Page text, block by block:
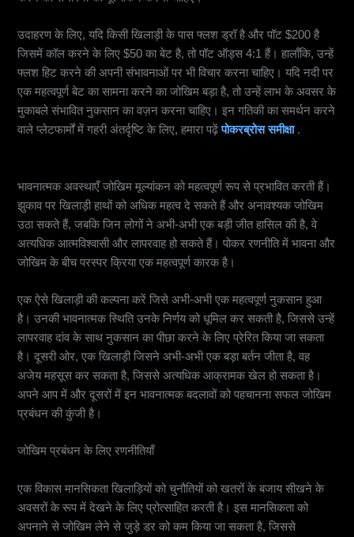
उदाहरण के लिए, यदि किसी खिलाड़ी के पास फ्लश ड्रॉ है और पॉट $200 है
जिसमें कॉल करने के लिए $50 का बेट है, तो पॉट ऑड्स 4:1 हैं। हालाँकि, उन्हें
फ्लश हिट करने की अपनी संभावनाओं पर भी विचार करना चाहिए। यदि नदी पर
एक महत्वपूर्ण बेट का सामना करने का जोखिम बड़ा है, तो उन्हें लाभ के अवसर के
मुकाबले संभावित नुकसान का वज़न करना चाहिए। इन गतिकी का समर्थन करने
वाले प्लेटफार्मों में गहरी अंतर्दृष्टि के लिए, हमारा पढ़ेंपोकरब्रोस समीक्षा.
भावनात्मक अवस्थाएँ जोखिम मूल्यांकन को महत्वपूर्ण रूप से प्रभावित करती हैं।
झुकाव पर खिलाड़ी हाथों को अधिक महत्व दे सकते हैं और अनावश्यक जोखिम
उठा सकते हैं, जबकि जिन लोगों ने अभी-अभी एक बड़ी जीत हासिल की है, वे
अत्यधिक आत्मविश्वासी और लापरवाह हो सकते हैं। पोकर रणनीति में भावना और
जोखिम के बीच परस्पर क्रिया एक महत्वपूर्ण कारक है।
एक ऐसे खिलाड़ी की कल्पना करें जिसे अभी-अभी एक महत्वपूर्ण नुकसान हुआ
है। उनकी भावनात्मक स्थिति उनके निर्णय को धूमिल कर सकती है, जिससे उन्हें
लापरवाह दांव के साथ नुकसान का पीछा करने के लिए प्रेरित किया जा सकता
है। दूसरी ओर, एक खिलाड़ी जिसने अभी-अभी एक बड़ा बर्तन जीता है, वह
अजेय महसूस कर सकता है, जिससे अत्यधिक आक्रामक खेल हो सकता है।
अपने आप में और दूसरों में इन भावनात्मक बदलावों को पहचानना सफल जोखिम
प्रबंधन की कुंजी है।
जोखिम प्रबंधन के लिए रणनीतियाँ
एक विकास मानसिकता खिलाड़ियों को चुनौतियों को खतरों के बजाय सीखने के
अवसरों के रूप में देखने के लिए प्रोत्साहित करती है। इस मानसिकता को
अपनाने से जोखिम लेने से जुड़े डर को कम किया जा सकता है, जिससे